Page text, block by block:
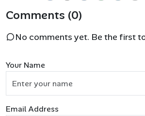
Comments (0)
No comments yet. Be the first
Your Name
Email Address